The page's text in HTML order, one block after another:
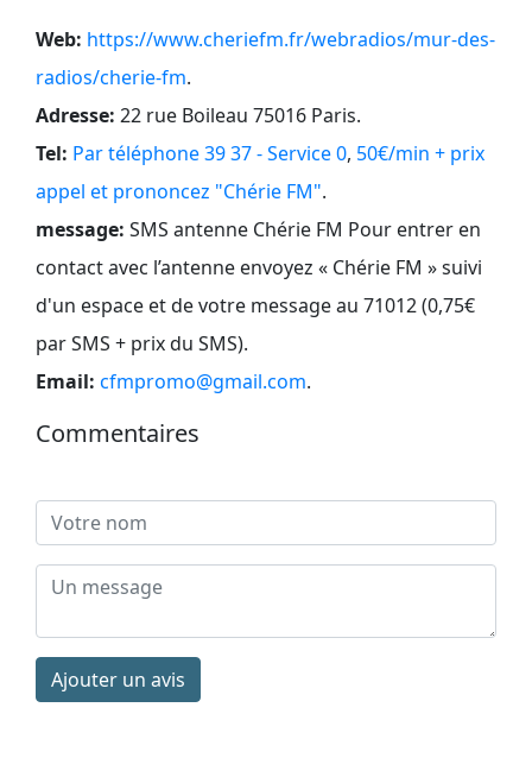
Web: https://www.cheriefm.fr/webradios/mur-des-
radios/cherie-fm.
Adresse: 22 rue Boileau 75016 Paris.
Tel: Par téléphone 39 37 - Service 0, 50€/min + prix
appel et prononcez "Chérie FM".
message: SMS antenne Chérie FM Pour entrer en
contact avec l’antenne envoyez « Chérie FM » suivi
d'un espace et de votre message au 71012 (0,75€
par SMS + prix du SMS).
Email: cfmpromo@gmail.com.
Commentaires
Ajouter un avis